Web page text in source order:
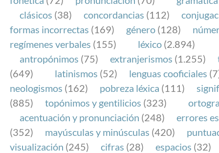
FundéuRAE es una fundación patrocinada por la
y la Real Academia Española, cuyo objetivo es
el buen uso del español en los medios de
Internet.
clásicos (38) concordancias (112)
formas incorrectas (169) género (128)
regímenes verbales (155) léxico (2.894)
antropónimos (75) extranjerismos (1.255)
(649)
latinismos (52) lenguas cooficiales
neologismos (162) pobreza léxica (111)
(885)
topónimos y gentilicios (323)
acentuación y pronunciación (248)
errores
(352)
mayúsculas y minúsculas (420)
visualización (245) cifras (28) espacios (32)